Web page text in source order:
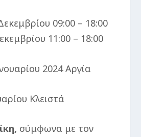
09:00 – 18:00
11:00 – 18:00
2024 Αργία
Κλειστά
σύμφωνα με τον